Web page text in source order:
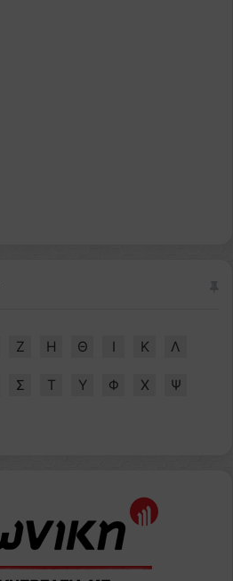
Ζ Η Θ Ι Κ Λ
Σ Τ Υ Φ Χ Ψ